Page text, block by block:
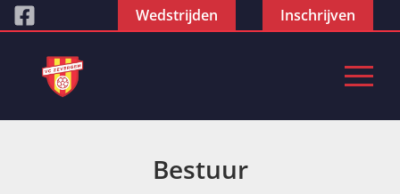
Wedstrijden Inschrijven
Bestuur